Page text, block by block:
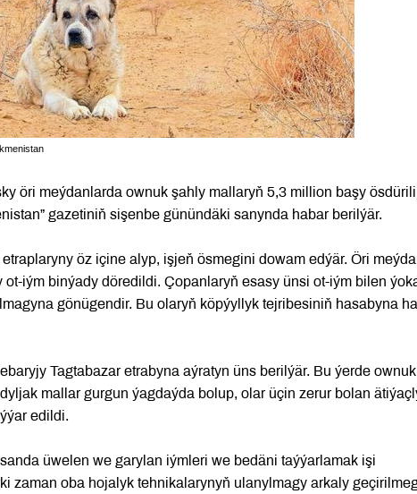
öri meýdanlarda ownuk şahly mallaryň 5,3 million başy
gazetiniň sişenbe günündäki sanynda habar berilýär.
öz içine alyp, işjeň ösmegini dowam edýär. Öri
iým binýady döredildi. Çopanlaryň esasy ünsi ot-iým bilen
gönügendir. Bu olaryň köpýyllyk tejribesiniň hasabyna
Tagtabazar etrabyna aýratyn üns berilýär. Bu ýerde ownuk
mallar gurgun ýagdaýda bolup, olar üçin zerur bolan
edildi.
üwelen we garylan iýmleri we bedäni taýýarlamak işi
zaman oba hojalyk tehnikalarynyň ulanylmagy arkaly